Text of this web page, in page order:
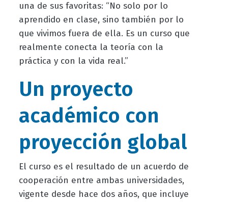
una de sus favoritas: “No solo por lo
aprendido en clase, sino también por lo
que vivimos fuera de ella. Es un curso que
realmente conecta la teoría con la
práctica y con la vida real.”
Un proyecto
académico con
proyección global
El curso es el resultado de un acuerdo de
cooperación entre ambas universidades,
vigente desde hace dos años, que incluye